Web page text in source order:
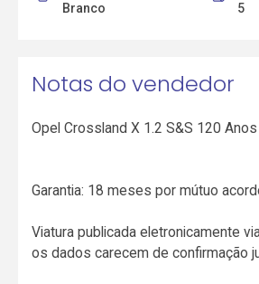
Branco
5
Notas do vendedor
Opel Crossland X 1.2 S&S 120 Anos
Garantia: 18 meses por mútuo
Viatura publicada eletronicamente
os dados carecem de confirmação